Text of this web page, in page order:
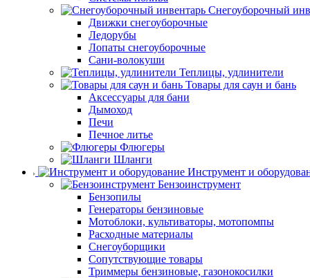
Снегоуборочный
Движки снегоуборочные
Ледорубы
Лопаты снегоуборочные
Сани-волокуши
Теплицы, удлинители
Товары для саун и бань
Аксессуары для бани
Дымоход
Печи
Печное литье
Флюгеры
Шланги
Инструмент и
Бензоинструмент
Бензопилы
Генераторы бензиновые
Мотоблоки, культиваторы, мотопомпы
Расходные материалы
Снегоуборщики
Сопутствующие товары
Триммеры бензиновые, газонокосилки